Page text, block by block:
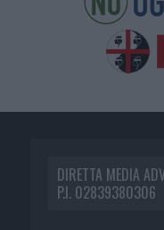
DIRETTA MEDIA
P.I. 02839380306